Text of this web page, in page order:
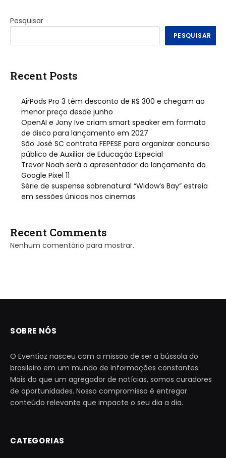
Pesquisar
PESQUISAR
Recent Posts
AirPods Pro 3 têm desconto de R$ 300 e chegam ao
menor preço desde junho
OpenAI e Jony Ive criam smart speaker em formato
de disco para lançamento em 2027
São José SC contrata FEPESE para organizar concurso
público de Auxiliar de Educação Especial
Trevor Noah será o apresentador do lançamento do
Google Pixel 11
Série de suspense sobrenatural “Widow’s Bay” estreia
em sessões únicas nos cinemas
Recent Comments
Nenhum comentário para mostrar.
SOBRE NÓS
O Eventioz nasceu com a missão de ser a bússola do
brasileiro em um mundo de informações constantes.
Mais do que um agregador de notícias, somos curadores
de oportunidades. Nosso compromisso é entregar
conteúdo relevante que impacte o seu dia a dia.
CATEGORIAS